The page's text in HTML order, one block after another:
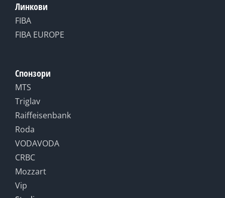
Линкови
FIBA
FIBA EUROPE
Спонзори
MTS
Triglav
Raiffeisenbank
Roda
VODAVODA
CRBC
Mozzart
Vip